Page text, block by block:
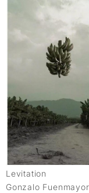
Levitation
Gonzalo Fuenmayor